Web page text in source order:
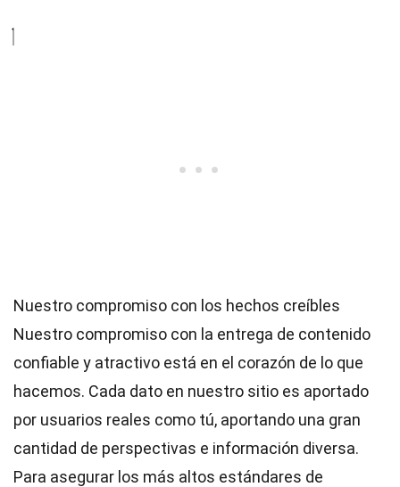
Nuestro compromiso con los hechos creíbles
Nuestro compromiso con la entrega de contenido
confiable y atractivo está en el corazón de lo que
hacemos. Cada dato en nuestro sitio es aportado
por usuarios reales como tú, aportando una gran
cantidad de perspectivas e información diversa.
Para asegurar los más altos estándares de